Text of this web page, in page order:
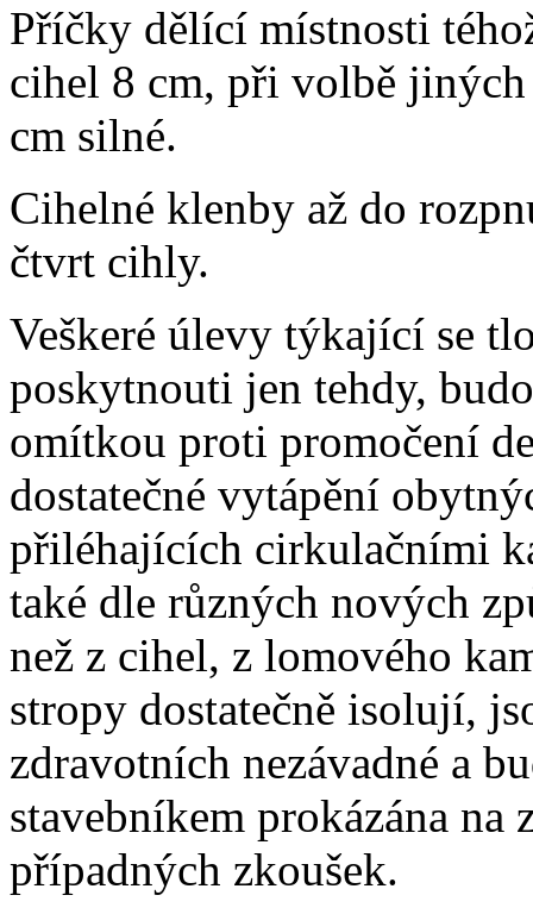
Příčky dělící místnosti
cihel 8 cm, při volbě
cm silné.
Cihelné klenby až do
čtvrt cihly.
Veškeré úlevy týkající se
poskytnouti jen tehdy,
omítkou proti promočení
dostatečné vytápění
přiléhajících cirkulačními
také dle různých nových
než z cihel, z lomového
stropy dostatečně isolují,
zdravotních nezávadné a
stavebníkem prokázána
případných zkoušek.